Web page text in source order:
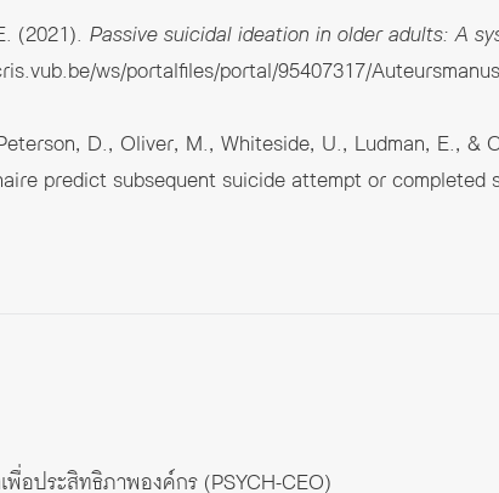
(2021). Passive suicidal ideation in older adults: A
ws/portalfiles/portal/95407317/
D., Oliver, M., Whiteside, U., Ludman, E., &
predict subsequent suicide attempt or completed
อประสิทธิภาพองค์กร (PSYCH-CEO)